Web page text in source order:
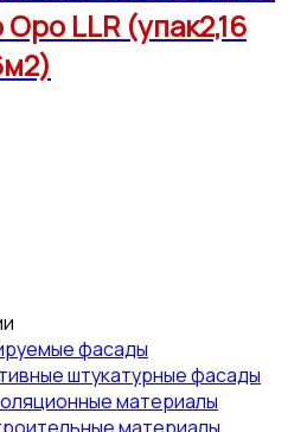
LLR (упак2,16
фасады
штукатурные фасады
материалы